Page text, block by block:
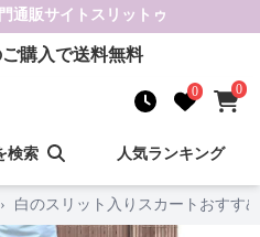
通販サイト スリットゥ
ご購入で送料無料
0 0
検索 人気ランキング
› 白のスリット入りスカートおすす